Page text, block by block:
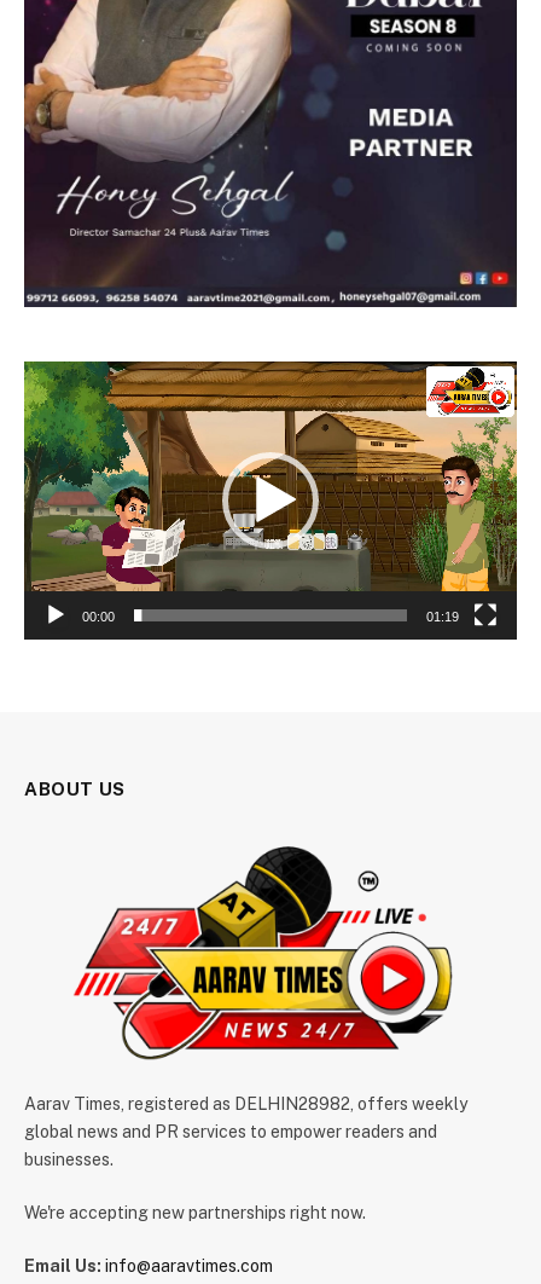
Video
Player
00:00 01:19
ABOUT US
Aarav Times, registered as DELHIN28982, offers weekly
global news and PR services to empower readers and
businesses.
We're accepting new partnerships right now.
Email Us: info@aaravtimes.com